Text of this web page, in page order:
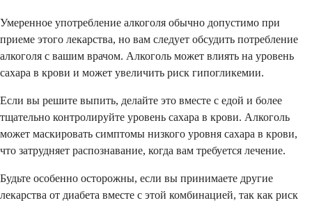
Умеренное употребление алкоголя обычно допустимо при
приеме этого лекарства, но вам следует обсудить потребление
алкоголя с вашим врачом. Алкоголь может влиять на уровень
сахара в крови и может увеличить риск гипогликемии.
Если вы решите выпить, делайте это вместе с едой и более
тщательно контролируйте уровень сахара в крови. Алкоголь
может маскировать симптомы низкого уровня сахара в крови,
что затрудняет распознавание, когда вам требуется лечение.
Будьте особенно осторожны, если вы принимаете другие
лекарства от диабета вместе с этой комбинацией, так как риск